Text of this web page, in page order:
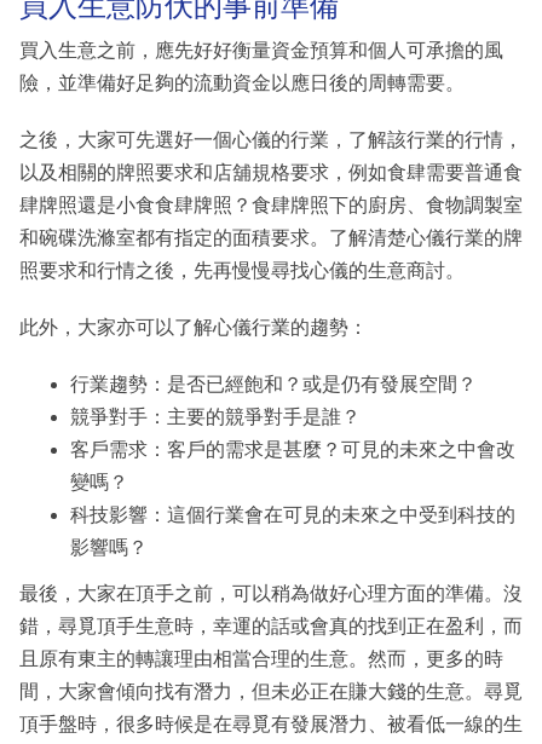
買入生意之前，應先好好衡量資金預算和個人可承擔的風
險，並準備好足夠的流動資金以應日後的周轉需要。
之後，大家可先選好一個心儀的行業，了解該行業的行情，
以及相關的牌照要求和店舖規格要求，例如食肆需要普通食
肆牌照還是小食食肆牌照？食肆牌照下的廚房、食物調製室
和碗碟洗滌室都有指定的面積要求。了解清楚心儀行業的牌
照要求和行情之後，先再慢慢尋找心儀的生意商討。
此外，大家亦可以了解心儀行業的趨勢：
行業趨勢：是否已經飽和？或是仍有發展空間？
競爭對手：主要的競爭對手是誰？
客戶需求：客戶的需求是甚麼？可見的未來之中會改
變嗎？
科技影響：這個行業會在可見的未來之中受到科技的
影響嗎？
最後，大家在頂手之前，可以稍為做好心理方面的準備。沒
錯，尋覓頂手生意時，幸運的話或會真的找到正在盈利，而
且原有東主的轉讓理由相當合理的生意。然而，更多的時
間，大家會傾向找有潛力，但未必正在賺大錢的生意。尋覓
頂手盤時，很多時候是在尋覓有發展潛力、被看低一線的生